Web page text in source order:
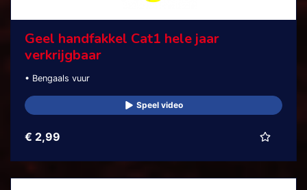
Geel handfakkel Cat1 hele jaar
verkrijgbaar
• Bengaals vuur
Speel video
€ 2,99